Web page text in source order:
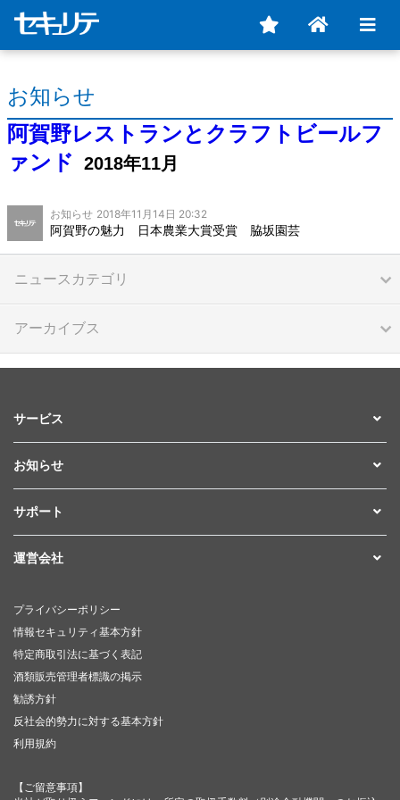
お知らせ
阿賀野レストランとクラフトビールフ
ァンド
2018年11月
お知らせ 2018年11月14日 20:32
阿賀野の魅力 日本農業大賞受賞 脇坂園芸
ニュースカテゴリ
アーカイブス
サービス
お知らせ
サポート
運営会社
プライバシーポリシー
情報セキュリティ基本方針
特定商取引法に基づく表記
酒類販売管理者標識の掲示
勧誘方針
反社会的勢力に対する基本方針
利用規約
【ご留意事項】